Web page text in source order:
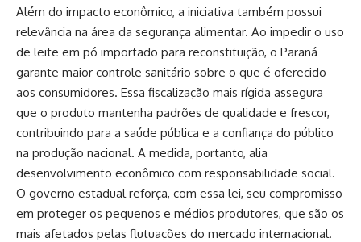
Além do impacto econômico, a iniciativa também possui
relevância na área da segurança alimentar. Ao impedir o uso
de leite em pó importado para reconstituição, o Paraná
garante maior controle sanitário sobre o que é oferecido
aos consumidores. Essa fiscalização mais rígida assegura
que o produto mantenha padrões de qualidade e frescor,
contribuindo para a saúde pública e a confiança do público
na produção nacional. A medida, portanto, alia
desenvolvimento econômico com responsabilidade social.
O governo estadual reforça, com essa lei, seu compromisso
em proteger os pequenos e médios produtores, que são os
mais afetados pelas flutuações do mercado internacional.